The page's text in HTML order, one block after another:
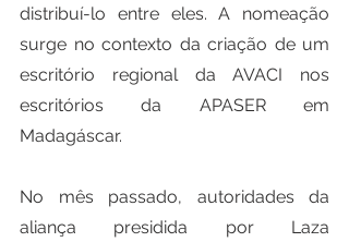
distribuí-lo entre eles. A nomeação
surge no contexto da criação de um
escritório regional da AVACI nos
escritórios da APASER em
Madagáscar.
No mês passado, autoridades da
aliança presidida por Laza